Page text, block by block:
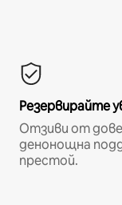
Резервирайте
Отзиви от
денонощна
престой.